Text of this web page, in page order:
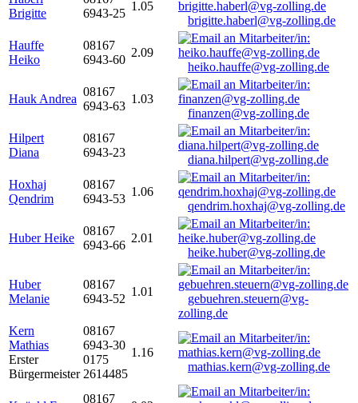
Brigitte
6943-25
1.05
brigitte.haberl@vg-zolling.de
Hauffe
Heiko
08167
6943-60
2.09
heiko.hauffe@vg-zolling.de
Hauk Andrea
08167
6943-63
1.03
finanzen@vg-zolling.de
Hilpert
Diana
08167
6943-23
diana.hilpert@vg-zolling.de
Hoxhaj
Qendrim
08167
6943-53
1.06
qendrim.hoxhaj@vg-zolling.de
Huber Heike
08167
6943-66
2.01
heike.huber@vg-zolling.de
Huber
Melanie
08167
6943-52
1.01
gebuehren.steuern@vg-
zolling.de
Kern
Mathias
Erster
Bürgermeister
08167
6943-30
0175
2614485
1.16
mathias.kern@vg-zolling.de
08167